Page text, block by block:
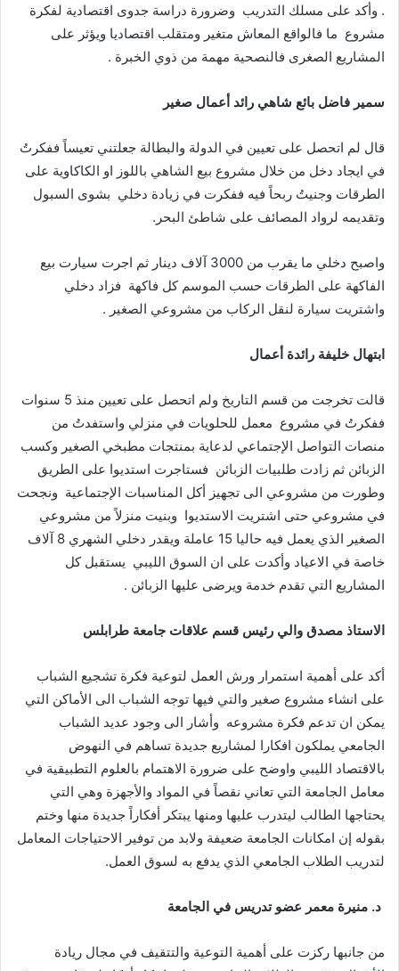
. وأكد على مسلك التدريب وضرورة دراسة جدوى اقتصادية لفكرة
مشروع ما فالواقع المعاش متغير ومتقلب اقتصاديا ويؤثر على
المشاريع الصغرى فالنصحية مهمة من ذوي الخبرة .
سمير فاضل بائع شاهي رائد أعمال صغير
قال لم اتحصل على تعيين في الدولة والبطالة جعلتني تعيساً ففكرتُ
في ايجاد دخل من خلال مشروع بيع الشاهي باللوز او الكاكاوية على
الطرقات وجنيتُ ربحاً فيه ففكرت في زيادة دخلي بشوى السبول
وتقديمه لرواد المصائف على شاطئ البحر.
واصبح دخلي ما يقرب من 3000 آلاف دينار ثم اجرت سيارت بيع
الفاكهة على الطرقات حسب الموسم كل فاكهة فزاد دخلي
واشتريت سيارة لنقل الركاب من مشروعي الصغير .
ابتهال خليفة رائدة أعمال
قالت تخرجت من قسم التاريخ ولم اتحصل على تعيين منذ 5 سنوات
ففكرتُ في مشروع معمل للحلويات في منزلي واستفدتُ من
منصات التواصل الإجتماعي لدعاية بمنتجات مطبخي الصغير وكسب
الزبائن ثم زادت طلبيات الزبائن فستاجرت استديوا على الطريق
وطورت من مشروعي الى تجهيز أكل المناسبات الإجتماعية ونجحت
في مشروعي حتى اشتريت الاستديوا وبنيت منزلاً من مشروعي
الصغير الذي يعمل فيه حاليا 15 عاملة ويقدر دخلي الشهري 8 آلاف
خاصة في الاعياد وأكدت على ان السوق الليبي يستقبل كل
المشاريع التي تقدم خدمة ويرضى عليها الزبائن .
الاستاذ مصدق والي رئيس قسم علاقات جامعة طرابلس
أكد على أهمية استمرار ورش العمل لتوعية فكرة تشجيع الشباب
على انشاء مشروع صغير والتي فيها توجه الشباب الى الأماكن التي
يمكن ان تدعم فكرة مشروعه وأشار الى وجود عديد الشباب
الجامعي يملكون افكارا لمشاريع جديدة تساهم في النهوض
بالاقتصاد الليبي واوضح على ضرورة الاهتمام بالعلوم التطبيقية في
معامل الجامعة التي تعاني نقصاً في المواد والأجهزة وهي التي
يحتاجها الطالب ليتدرب عليها ومنها يبتكر أفكاراً جديدة منها وختم
بقوله إن امكانات الجامعة ضعيفة ولابد من توفير الاحتياجات المعامل
لتدريب الطلاب الجامعي الذي يدفع به لسوق العمل.
د. منيرة معمر عضو تدريس في الجامعة
من جانبها ركزت على أهمية التوعية والتتقيف في مجال ريادة